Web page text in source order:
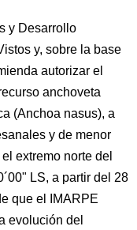
y Desarrollo
y, sobre la base
autorizar el
anchoveta
(Anchoa nasus), a
y de menor
extremo norte del
LS, a partir del 28
que el IMARPE
evolución del